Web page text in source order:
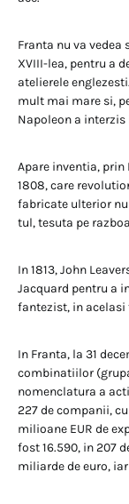
Franta nu va
XVIII-lea, pentru a
atelierele
mult mai mare si,
Napoleon a
Apare inventia,
1808, care
fabricate ulterior
tul, tesuta pe
In 1813, John
Jacquard pentru a
fantezist, in
In Franta, la 31
combinatiilor
nomenclatura a
227 de companii,
milioane EUR de
fost 16.590, in 207
miliarde de euro,